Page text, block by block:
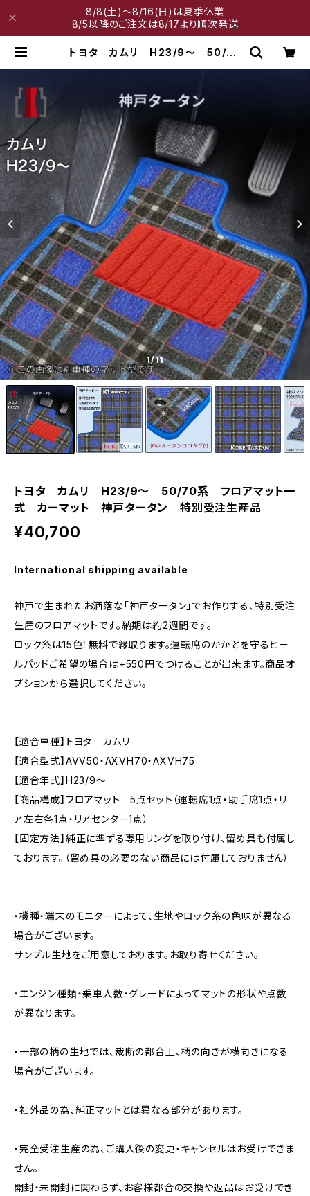
8/8(土)～8/16(日)は夏季休業
8/5以降のご注文は8/17より順次発送
トヨタ カムリ H23/9〜 50/70
1/11
トヨタ カムリ H23/9〜 50/70系 フロアマット一
式 カーマット 神戸タータン 特別受注生産品
¥40,700
International shipping available
神戸で生まれたお洒落な「神戸タータン」でお作りする、特別受注
生産のフロアマットです。納期は約2週間です。
ロック糸は15色！無料で縁取ります。運転席のかかとを守るヒー
ルパッドご希望の場合は+550円でつけることが出来ます。商品オ
プションから選択してください。
【適合車種】トヨタ カムリ
【適合型式】AVV50・AXVH70・AXVH75
【適合年式】H23/9〜
【商品構成】フロアマット 5点セット（運転席1点・助手席1点・リ
ア左右各1点・リアセンター1点）
【固定方法】純正に準ずる専用リングを取り付け、留め具も付属し
ております。（留め具の必要のない商品には付属しておりません）
・機種・端末のモニターによって、生地やロック糸の色味が異なる
場合がございます。
サンプル生地をご用意しております。お取り寄せください。
・エンジン種類・乗車人数・グレードによってマットの形状や点数
が異なります。
・一部の柄の生地では、裁断の都合上、柄の向きが横向きになる
場合がございます。
・社外品の為、純正マットとは異なる部分があります。
・完全受注生産の為、ご購入後の変更・キャンセルはお受けできま
せん。
開封・未開封に関わらず、お客様都合の交換や返品はお受けでき